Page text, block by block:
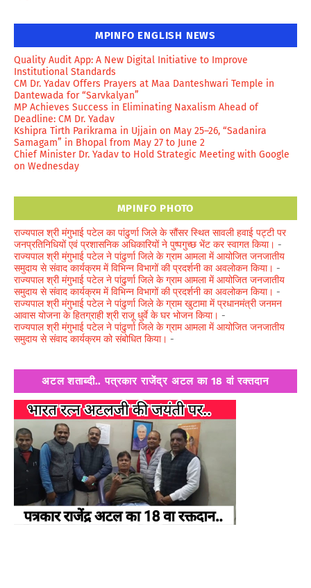
MPINFO ENGLISH NEWS
Quality Audit App: A New Digital Initiative to Improve
Institutional Standards
CM Dr. Yadav Offers Prayers at Maa Danteshwari Temple in
Dantewada for “Sarvkalyan”
MP Achieves Success in Eliminating Naxalism Ahead of
Deadline: CM Dr. Yadav
Kshipra Tirth Parikrama in Ujjain on May 25–26, “Sadanira
Samagam” in Bhopal from May 27 to June 2
Chief Minister Dr. Yadav to Hold Strategic Meeting with Google
on Wednesday
MPINFO PHOTO
राज्यपाल श्री मंगुभाई पटेल का पांढुर्णा जिले के सौंसर स्थित सावली हवाई पट्टी पर
जनप्रतिनिधियों एवं प्रशासनिक अधिकारियों ने पुष्पगुच्छ भेंट कर स्वागत किया। -
राज्यपाल श्री मंगुभाई पटेल ने पांढुर्णा जिले के ग्राम आमला में आयोजित जनजातीय
समुदाय से संवाद कार्यक्रम में विभिन्न विभागों की प्रदर्शनी का अवलोकन किया। -
राज्यपाल श्री मंगुभाई पटेल ने पांढुर्णा जिले के ग्राम आमला में आयोजित जनजातीय
समुदाय से संवाद कार्यक्रम में विभिन्न विभागों की प्रदर्शनी का अवलोकन किया। -
राज्यपाल श्री मंगुभाई पटेल ने पांढुर्णा जिले के ग्राम खुटामा में प्रधानमंत्री जनमन
आवास योजना के हितग्राही श्री राजू धुर्वे के घर भोजन किया। -
राज्यपाल श्री मंगुभाई पटेल ने पांढुर्णा जिले के ग्राम आमला में आयोजित जनजातीय
समुदाय से संवाद कार्यक्रम को संबोधित किया। -
अटल शताब्दी.. पत्रकार राजेंद्र अटल का 18 वां रक्तदान